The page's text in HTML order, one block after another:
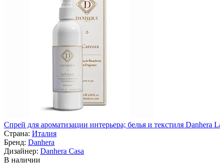
Спрей для ароматизации интерьера; белья и текстиля Danhera
Страна: Италия
Бренд: Danhera
Дизайнер: Danhera Casa
В наличии